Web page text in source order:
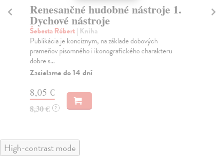
Renesančné hudobné nástroje 1.
Dychové nástroje
Šebesta Róbert| Kniha
Publikácia je koncíznym, na základe dobových
prameňov písomného i ikonografického charakteru
dobre s...
Zasielame do 14 dní
8,05 €
8,30 € ?
High-contrast mode